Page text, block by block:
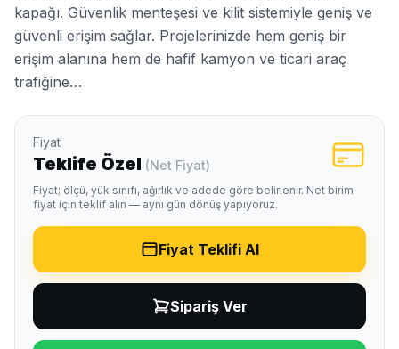
kapağı. Güvenlik menteşesi ve kilit sistemiyle geniş ve
güvenli erişim sağlar. Projelerinizde hem geniş bir
erişim alanına hem de hafif kamyon ve ticari araç
trafiğine…
Fiyat
Teklife Özel (Net Fiyat)
Fiyat; ölçü, yük sınıfı, ağırlık ve adede göre belirlenir. Net birim
fiyat için teklif alın — aynı gün dönüş yapıyoruz.
Fiyat Teklifi Al
Sipariş Ver